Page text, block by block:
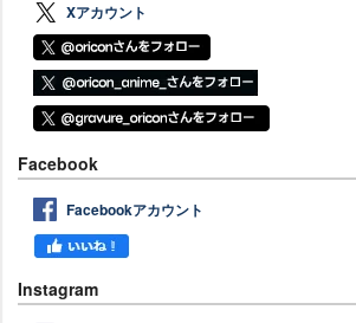
Xアカウント
Facebook
Facebookアカウント
Instagram